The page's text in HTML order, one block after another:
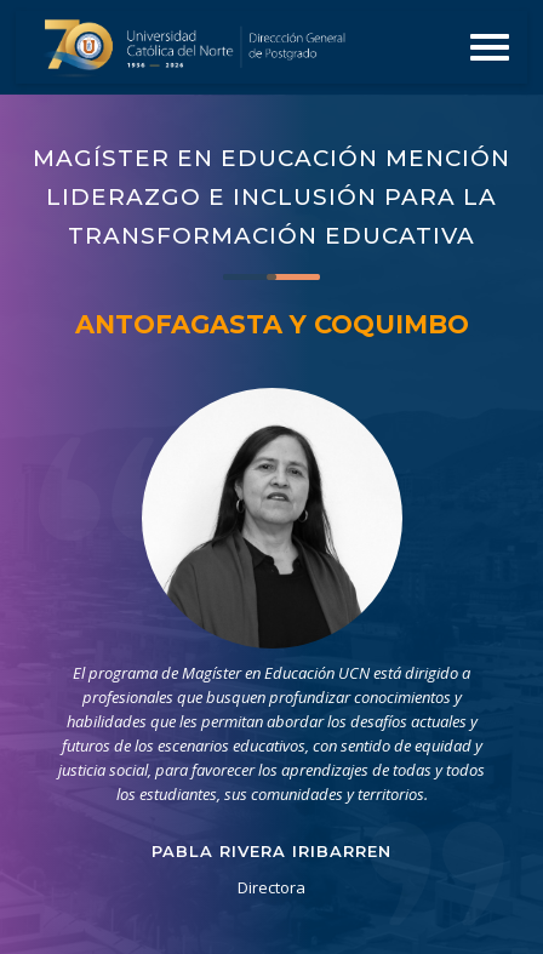
MAGÍSTER EN EDUCACIÓN MENCIÓN
LIDERAZGO E INCLUSIÓN PARA LA
TRANSFORMACIÓN EDUCATIVA
ANTOFAGASTA Y COQUIMBO
El programa de Magíster en Educación UCN está dirigido a
profesionales que busquen profundizar conocimientos y
habilidades que les permitan abordar los desafíos actuales y
futuros de los escenarios educativos, con sentido de equidad y
justicia social, para favorecer los aprendizajes de todas y todos
los estudiantes, sus comunidades y territorios.
PABLA RIVERA IRIBARREN
Directora